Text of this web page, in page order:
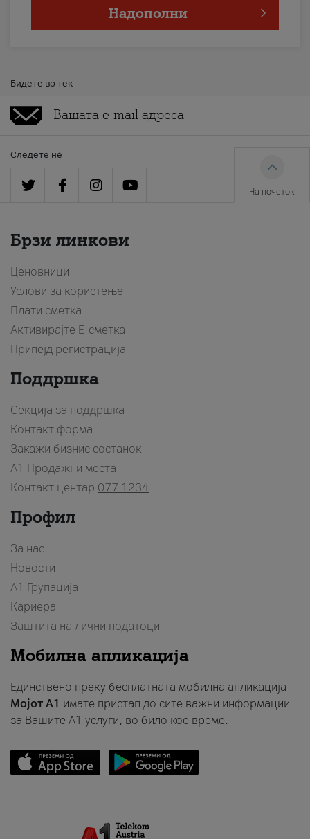
Надополни
Бидете во тек
Следете нè
На почеток
Брзи линкови
Ценовници
Услови за користење
Плати сметка
Активирајте Е-сметка
Припејд регистрација
Поддршка
Секција за поддршка
Контакт форма
Закажи бизнис состанок
A1 Продажни места
Контакт центар 077 1234
Профил
За нас
Новости
А1 Групација
Кариера
Заштита на лични податоци
Мобилна апликација
Единствено преку бесплатната мобилна апликација
Мојот A1 имате пристап до сите важни информации
за Вашите A1 услуги, во било кое време.